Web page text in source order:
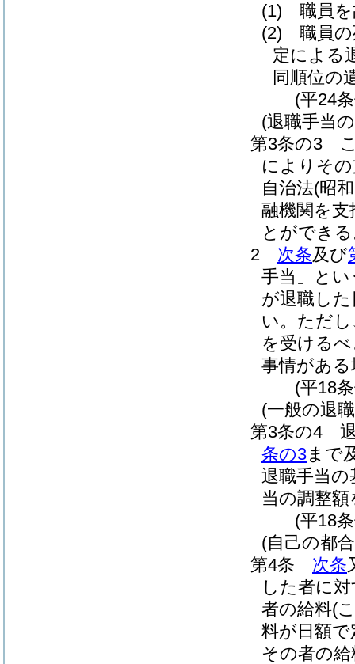
(1)
職員
(2)
職員
定による
同順位の
(平24
(退職手当
第3条の3
によりそ
自治法(昭
融機関を
とができ
2
次条及び
手当」とい
が退職し
い。 ただ
を受ける
事情があ
(平18
(一般の退
第3条の4
条の3まで
退職手当の
当の調整
(平18
(自己の都
第4条
次条
した者に
者の給料(
料が日額
その者の